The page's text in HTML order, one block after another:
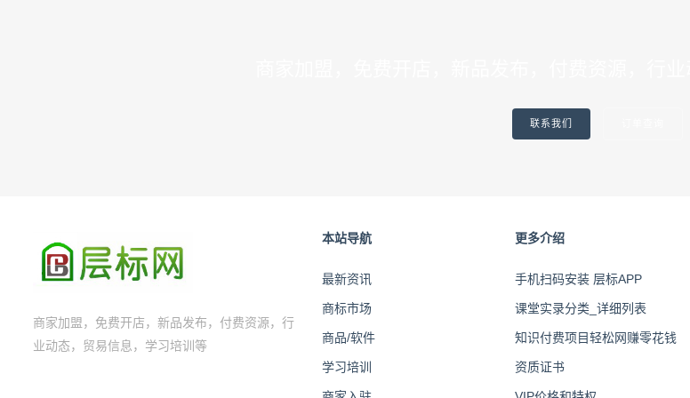
联系我们
商家加盟，免费开店，新品发布，付费资源，行
业动态，贸易信息，学习培训等
本站导航
最新资讯
商标市场
商品/软件
学习培训
更多介绍
手机扫码安装 层标APP
课堂实录分类_详细列表
知识付费项目轻松网赚零花钱
资质证书